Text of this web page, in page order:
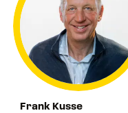
Frank Kusse